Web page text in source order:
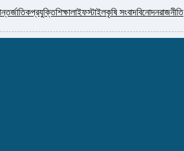
প্রযুক্তিশিক্ষালাইফস্টাইলকৃষি সংবাদবিনোদনরাজনীতি